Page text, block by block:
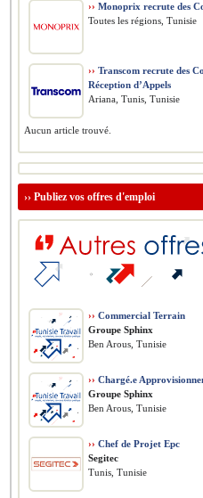
›› Monoprix recrute des
Toutes les régions, Tunisie
›› Transcom recrute des
Réception d’Appels
Ariana, Tunis, Tunisie
Aucun article trouvé.
›› Publiez vos offres d'emploi
›› Commercial Terrain
Groupe Sphinx
Ben Arous, Tunisie
›› Chargé.e
Groupe Sphinx
Ben Arous, Tunisie
›› Chef de Projet Epc
Segitec
Tunis, Tunisie